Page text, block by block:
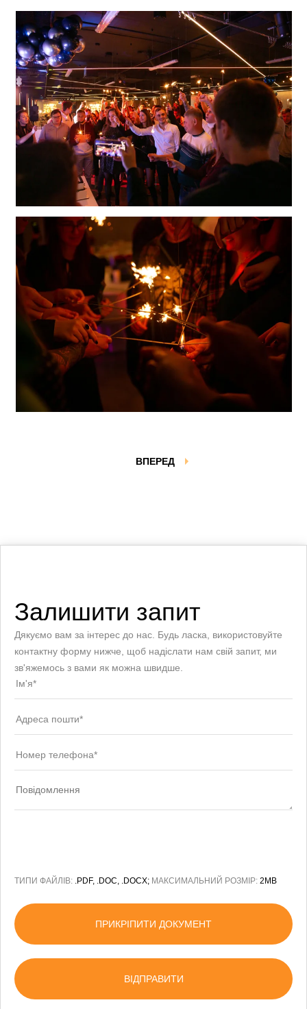
ВПЕРЕД
Залишити запит
Дякуємо вам за інтерес до нас. Будь ласка, використовуйте
контактну форму нижче, щоб надіслати нам свій запит, ми
зв'яжемось з вами як можна швидше.
ТИПИ ФАЙЛІВ: .PDF, .DOC, .DOCX; МАКСИМАЛЬНИЙ РОЗМІР: 2MB
ПРИКРІПИТИ ДОКУМЕНТ